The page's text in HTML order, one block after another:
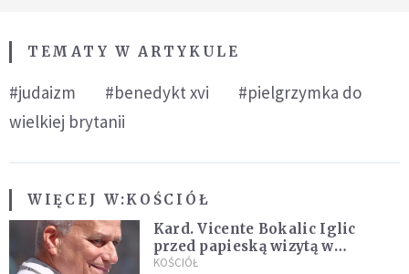
TEMATY W ARTYKULE
#judaizm #benedykt xvi
#pielgrzymka do
wielkiej brytanii
WIĘCEJ W:KOŚCIÓŁ
Kard. Vicente Bokalic Iglic
przed papieską wizytą w
Argentynie: Nasz pokorny lud
KOŚCIÓŁ